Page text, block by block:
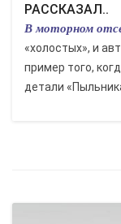
РАССКАЗАЛ..
В моторном
«холостых», и
пример того,
детали